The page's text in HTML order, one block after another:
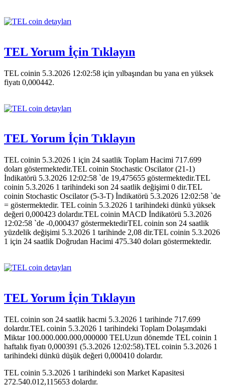
TEL Yorum İçin Tıklayın
TEL coinin 5.3.2026 12:02:58 için yılbaşından bu yana en yüksek
fiyatı 0,000442.
TEL Yorum İçin Tıklayın
TEL coinin 5.3.2026 1 için 24 saatlik Toplam Hacimi 717.699
doları göstermektedir.TEL coinin Stochastic Oscilator (21-1)
İndikatörü 5.3.2026 12:02:58 `de 19,475655 göstermektedir.TEL
coinin 5.3.2026 1 tarihindeki son 24 saatlik değişimi 0 dir.TEL
coinin Stochastic Oscilator (5-3-T) İndikatörü 5.3.2026 12:02:58 `de
= göstermektedir. TEL coinin 5.3.2026 1 tarihindeki dünkü yüksek
değeri 0,000423 dolardır.TEL coinin MACD İndikatörü 5.3.2026
12:02:58 `de -0,000437 göstermektedirTEL coinin son 24 saatlik
yüzdelik değişimi 5.3.2026 1 tarihinde 2,08 dir.TEL coinin 5.3.2026
1 için 24 saatlik Doğrudan Hacimi 475.340 doları göstermektedir.
TEL Yorum İçin Tıklayın
TEL coinin son 24 saatlik hacmi 5.3.2026 1 tarihinde 717.699
dolardır.TEL coinin 5.3.2026 1 tarihindeki Toplam Dolaşımdaki
Miktar 100.000.000.000,000000 TELUzun dönemde TEL coinin 1
haftalık fiyatı 0,000391 (5.3.2026 12:02:58).TEL coinin 5.3.2026 1
tarihindeki dünkü düşük değeri 0,000410 dolardır.
TEL coinin 5.3.2026 1 tarihindeki son Market Kapasitesi
272.540.012,115653 dolardır.